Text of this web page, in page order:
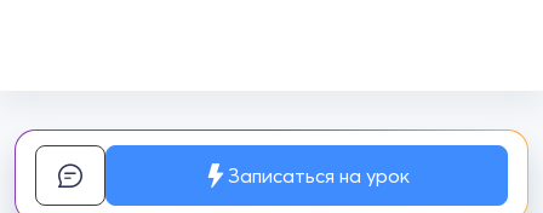
Записаться на урок